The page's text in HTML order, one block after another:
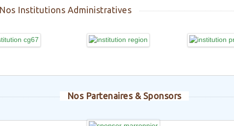
Nos Institutions Administratives
Nos Partenaires & Sponsors